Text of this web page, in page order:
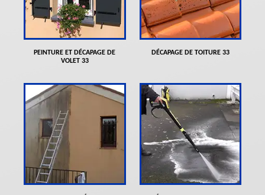
PEINTURE ET DÉCAPAGE DE
VOLET 33
DÉCAPAGE DE TOITURE 33